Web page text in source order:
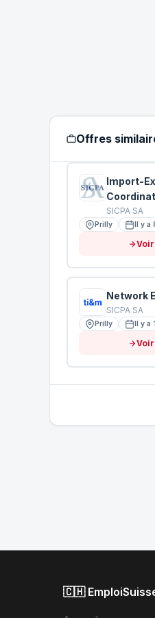
Offres
Import-
SICPA SA
Prilly Il y a
Network
SICPA SA
Prilly Il y a
🇨🇭